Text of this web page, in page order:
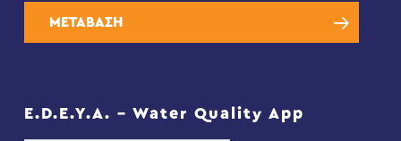
ΜΕΤΑΒΑΣΗ
E.D.E.Y.A. – Water Quality App